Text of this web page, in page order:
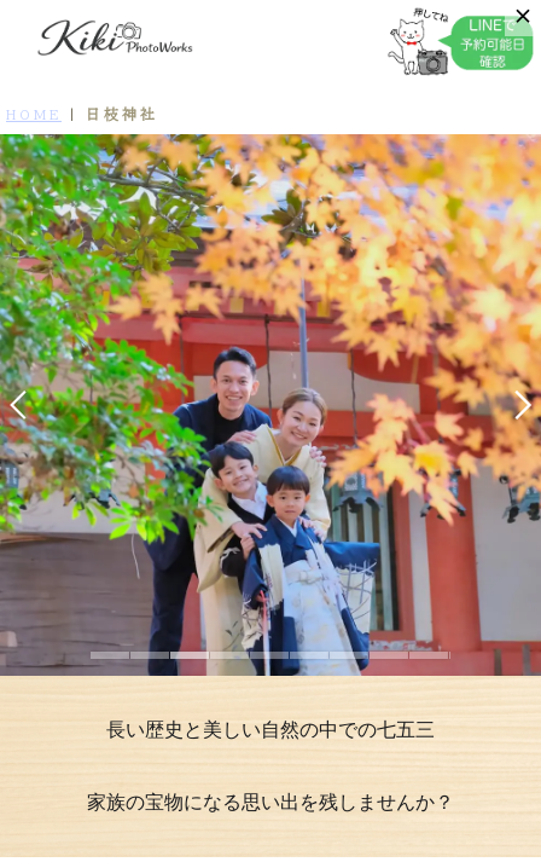
HOME 日枝神社
長い歴史と美しい自然の中での七五三
家族の宝物になる思い出を残しませんか？